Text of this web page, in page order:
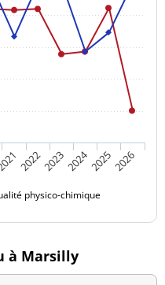
physico-chimique
20222023202420252026
à Marsilly